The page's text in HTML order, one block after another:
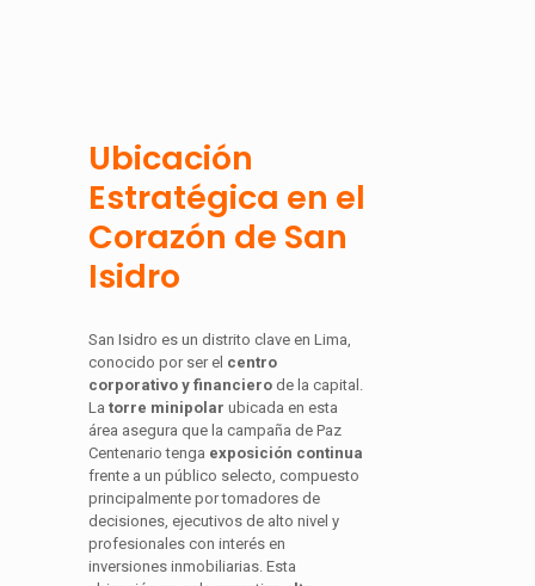
Ubicación
Estratégica en el
Corazón de San
Isidro
San Isidro es un distrito clave en Lima,
conocido por ser el centro
corporativo y financiero de la capital.
La torre minipolar ubicada en esta
área asegura que la campaña de Paz
Centenario tenga exposición continua
frente a un público selecto, compuesto
principalmente por tomadores de
decisiones, ejecutivos de alto nivel y
profesionales con interés en
inversiones inmobiliarias. Esta